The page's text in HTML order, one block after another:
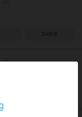
2006年